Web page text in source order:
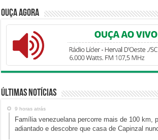
Ouça Agora
Últimas Notícias
9 horas atrás
Família venezuelana percorre mais de 100 km,
adiantado e descobre que casa de Capinzal